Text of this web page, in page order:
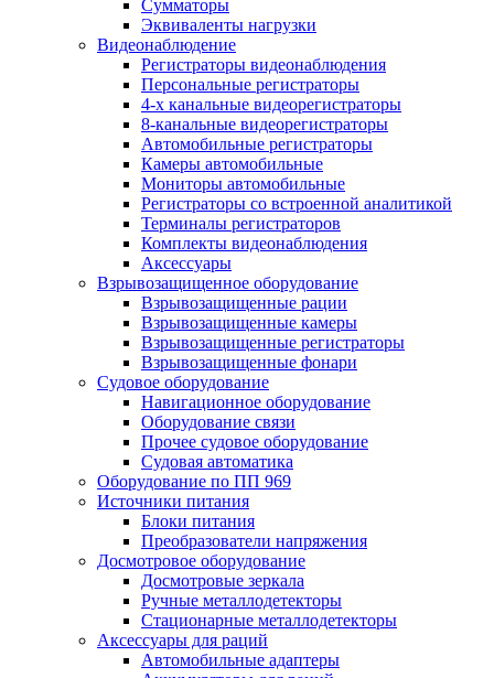
Сумматоры
Эквиваленты нагрузки
Видеонаблюдение
Регистраторы видеонаблюдения
Персональные регистраторы
4-х канальные видеорегистраторы
8-канальные видеорегистраторы
Автомобильные регистраторы
Камеры автомобильные
Мониторы автомобильные
Регистраторы со встроенной аналитикой
Терминалы регистраторов
Комплекты видеонаблюдения
Аксессуары
Взрывозащищенное оборудование
Взрывозащищенные рации
Взрывозащищенные камеры
Взрывозащищенные регистраторы
Взрывозащищенные фонари
Судовое оборудование
Навигационное оборудование
Оборудование связи
Прочее судовое оборудование
Судовая автоматика
Оборудование по ПП 969
Источники питания
Блоки питания
Преобразователи напряжения
Досмотровое оборудование
Досмотровые зеркала
Ручные металлодетекторы
Стационарные металлодетекторы
Аксессуары для раций
Автомобильные адаптеры